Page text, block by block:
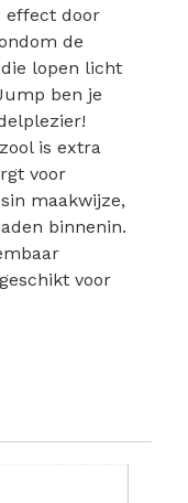
effect door
de
lopen licht
ben je
is extra
voor
maakwijze,
binnenin.
voor